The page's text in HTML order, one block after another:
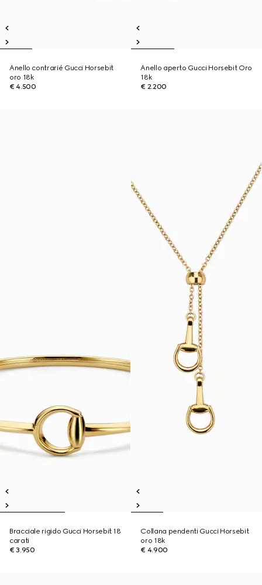
Anello contrarié Gucci Horsebit
oro 18k
€ 4.500
Anello aperto Gucci Horsebit Oro
18k
€ 2.200
Bracciale rigido Gucci Horsebit 18
carati
€ 3.950
Collana pendenti Gucci Horsebit
oro 18k
€ 4.900